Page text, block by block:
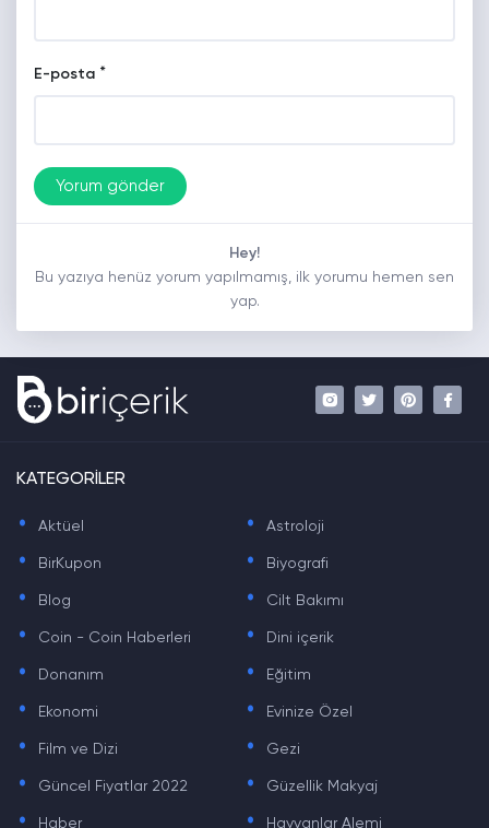
E-posta *
Hey!
Bu yazıya henüz yorum yapılmamış, ilk yorumu hemen sen
yap.
KATEGORİLER
. Aktüel . Astroloji
. BirKupon . Biyografi
. Blog . Cilt Bakımı
. Coin - Coin Haberleri . Dini içerik
. Donanım . Eğitim
. Ekonomi . Evinize Özel
. Film ve Dizi . Gezi
. Güncel Fiyatlar 2022 . Güzellik Makyaj
. Haber . Hayvanlar Alemi